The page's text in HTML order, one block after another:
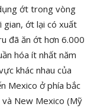
ớt trong vòng
gian, ớt lại có xuất
đã ăn ớt hơn 6.000
hóa ít nhất năm
khác nhau của
Mexico ở phía bắc
New Mexico (Mỹ